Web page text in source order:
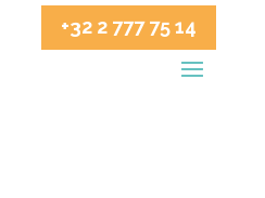
+32 2 777 75 14